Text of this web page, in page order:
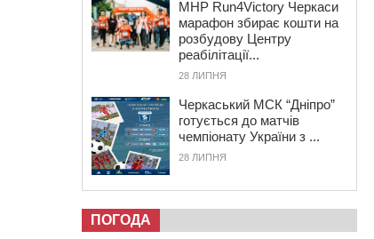
MHP Run4Victory Черкаси
марафон збирає кошти на
розбудову Центру
реабілітації...
28 ЛИПНЯ
Черкаський МСК “Дніпро”
готується до матчів
чемпіонату України з ...
28 ЛИПНЯ
ПОГОДА